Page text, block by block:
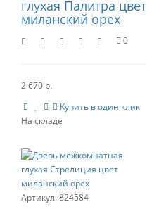
глухая Палитра цвет
миланский орех
0
2 670 р.
Купить в один клик
824584